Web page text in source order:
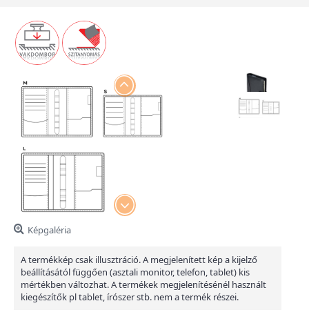
Képgaléria
A termékkép csak illusztráció. A megjelenített kép a kijelző
beállításától függően (asztali monitor, telefon, tablet) kis
mértékben változhat. A termékek megjelenítésénél használt
kiegészítők pl tablet, írószer stb. nem a termék részei.